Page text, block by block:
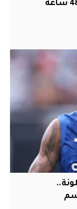
كبار تركيا يرفضون محمد صلاح.. و48 ساعة